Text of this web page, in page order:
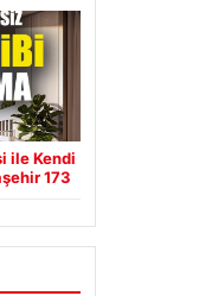
ile Kendi
173